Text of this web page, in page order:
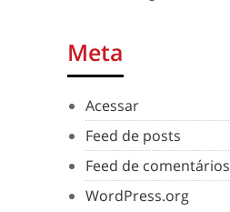
Meta
Acessar
Feed de posts
Feed de comentários
WordPress.org